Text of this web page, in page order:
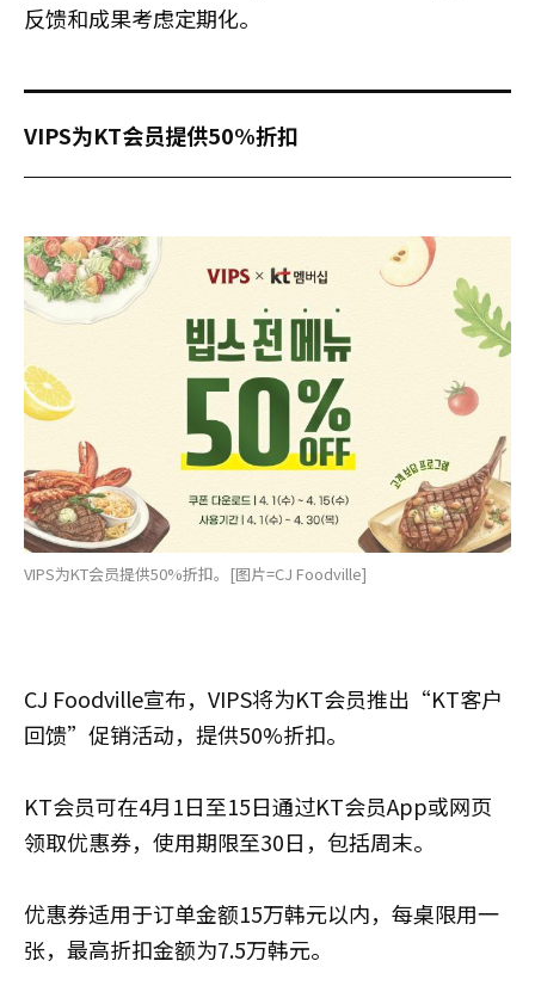
反馈和成果考虑定期化。
VIPS为KT会员提供50%折扣
VIPS为KT会员提供50%折扣。[图片=CJ Foodville]
CJ Foodville宣布，VIPS将为KT会员推出“KT客户
回馈”促销活动，提供50%折扣。
KT会员可在4月1日至15日通过KT会员App或网页
领取优惠券，使用期限至30日，包括周末。
优惠券适用于订单金额15万韩元以内，每桌限用一
张，最高折扣金额为7.5万韩元。